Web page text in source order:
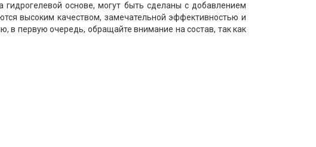
основе, могут быть сделаны с добавлением
высоким качеством, замечательной эффективностью и
в первую очередь, обращайте внимание на состав, так как